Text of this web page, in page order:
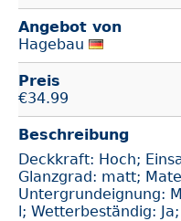
Angebot von
Hagebau
Preis
€34.99
Beschreibung
Deckkraft: Hoch;
Glanzgrad: matt;
Untergrundeignung:
l; Wetterbeständig: